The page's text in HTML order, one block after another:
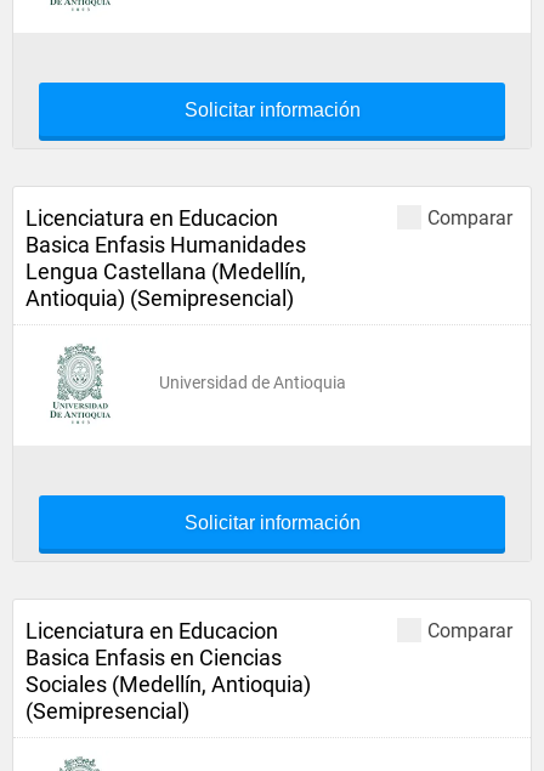
Solicitar información
Comparar
Licenciatura en Educacion
Basica Enfasis Humanidades
Lengua Castellana (Medellín,
Antioquia) (Semipresencial)
Universidad de Antioquia
Solicitar información
Comparar
Licenciatura en Educacion
Basica Enfasis en Ciencias
Sociales (Medellín, Antioquia)
(Semipresencial)